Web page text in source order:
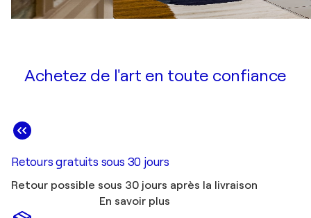
Achetez de l'art en toute confiance
Retours gratuits sous 30 jours
Retour possible sous 30 jours après la livraison
En savoir plus